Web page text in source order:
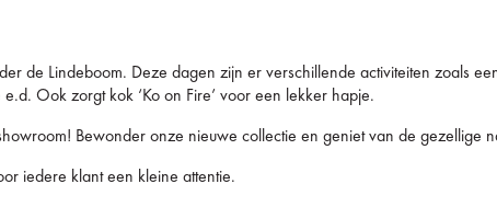
de Lindeboom. Deze dagen zijn er verschillende activiteiten zoals
Ook zorgt kok ‘Ko on Fire’ voor een lekker hapje.
Bewonder onze nieuwe collectie en geniet van de gezellige
iedere klant een kleine attentie.